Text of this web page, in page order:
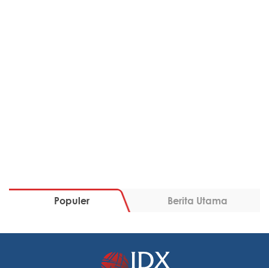
Populer Berita Utama